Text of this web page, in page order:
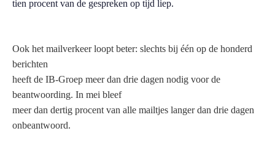
tien procent van de gespreken op tijd liep.
Ook het mailverkeer loopt beter: slechts bij één op de honderd
berichten
heeft de IB-Groep meer dan drie dagen nodig voor de
beantwoording. In mei bleef
meer dan dertig procent van alle mailtjes langer dan drie dagen
onbeantwoord.